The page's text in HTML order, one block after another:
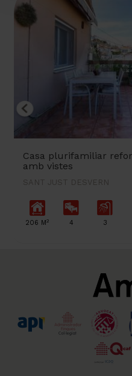
Casa plurifamiliar
amb vistes
SANT JUST DESVERN
206 M2 4 3